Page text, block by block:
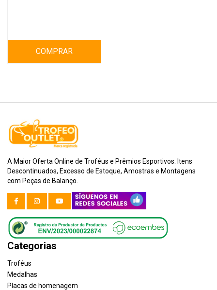
COMPRAR
A Maior Oferta Online de Troféus e Prêmios Esportivos. Itens
Descontinuados, Excesso de Estoque, Amostras e Montagens
com Peças de Balanço.
Categorias
Troféus
Medalhas
Placas de homenagem